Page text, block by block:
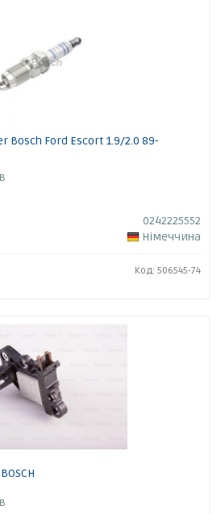
Bosch Ford Escort 1.9/2.0 89-
0242225552
Німеччина
Код: 506545-74